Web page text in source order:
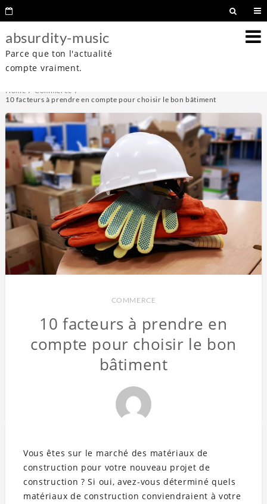
absurdity-music
Parce que ton l'actualité
compte vraiment.
Home
Commerce
10 facteurs à prendre en compte pour choisir le bon bâtiment
COMMERCE
10 facteurs à prendre en
compte pour choisir le bon
bâtiment
Vous êtes sur le marché des matériaux de
construction pour votre nouveau projet de
construction ? Si oui, avez-vous déterminé quels
matériaux de construction conviendraient à votre